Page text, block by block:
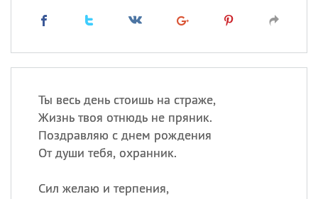
Ты весь день стоишь на страже,
Жизнь твоя отнюдь не пряник.
Поздравляю с днем рождения
От души тебя, охранник.
Сил желаю и терпения,